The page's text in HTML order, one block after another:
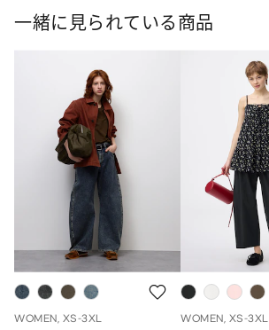
一緒に見られている商品
WOMEN, XS-3XL WOMEN, XS-3XL